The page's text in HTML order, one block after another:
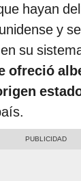
hayan
y
su
ofreció